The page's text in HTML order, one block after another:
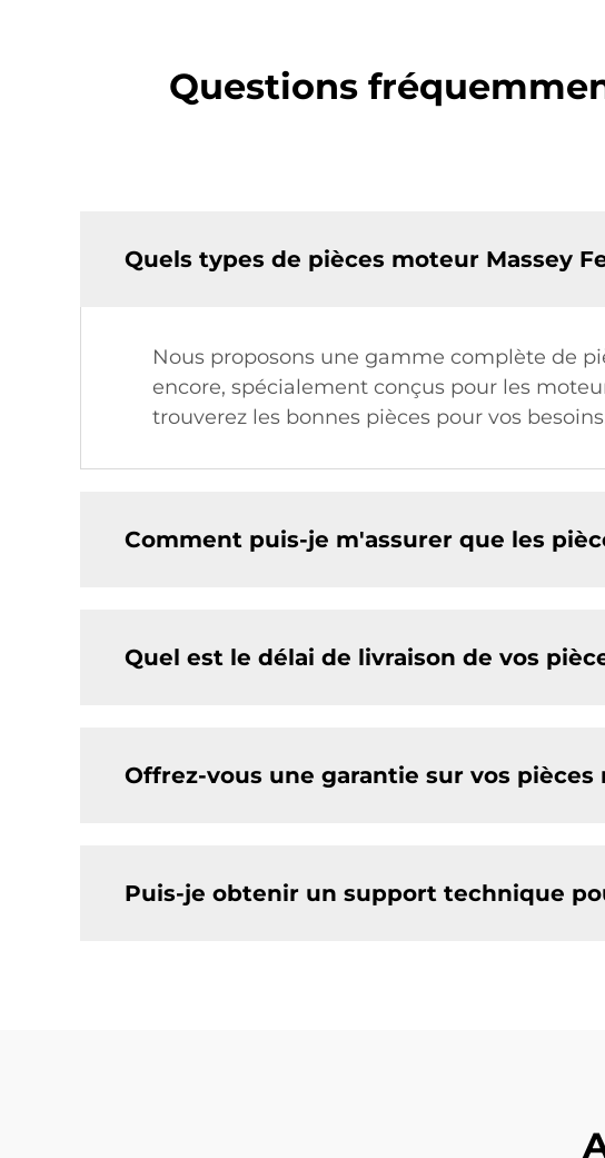
Questions
Quels types de pièces moteur Massey
Nous proposons une gamme complète de
encore, spécialement conçus pour les
trouverez les bonnes pièces pour vos
Comment puis-je m'assurer que les
Quel est le délai de livraison de vos
Offrez-vous une garantie sur vos pièces
Puis-je obtenir un support technique